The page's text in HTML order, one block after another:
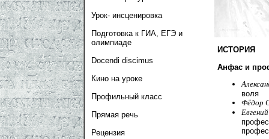
Урок- инсценировка
Подготовка к ГИА, ЕГЭ и
олимпиаде
Docendi discimus
Кино на уроке
Профильный класс
Прямая речь
Рецензия
ИСТОРИЯ
Анфас и
воля
Фёдор